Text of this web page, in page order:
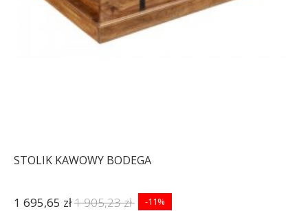
STOLIK KAWOWY BODEGA
1 695,65 zł1 905,23 zł -11%